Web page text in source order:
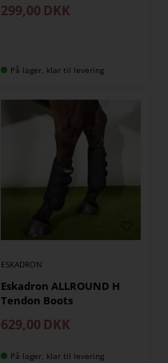
299,00 DKK
På lager, klar til levering
ESKADRON
Eskadron ALLROUND H
Tendon Boots
629,00 DKK
På lager, klar til levering